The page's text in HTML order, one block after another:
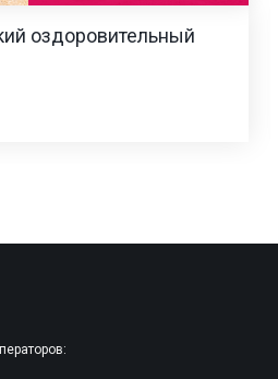
оздоровительный